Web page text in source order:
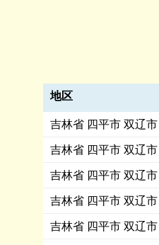
地区
吉林省 四平市 双辽
吉林省 四平市 双辽
吉林省 四平市 双辽
吉林省 四平市 双辽
吉林省 四平市 双辽